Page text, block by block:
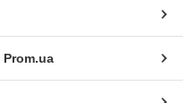
Prom.ua